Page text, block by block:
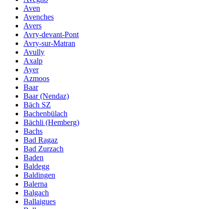
Aven
Avenches
Avers
Avry-devant-Pont
Avry-sur-Matran
Avully
Axalp
Ayer
Azmoos
Baar
Baar (Nendaz)
Bäch SZ
Bachenbülach
Bächli (Hemberg)
Bachs
Bad Ragaz
Bad Zurzach
Baden
Baldegg
Baldingen
Balerna
Balgach
Ballaigues